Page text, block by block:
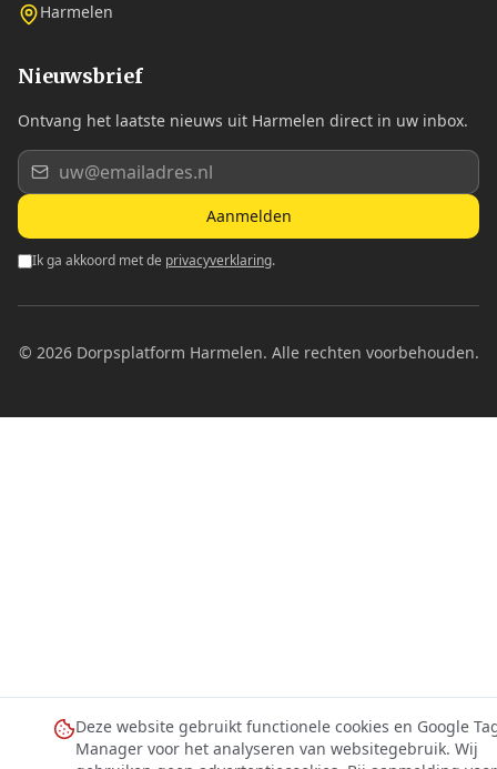
Deze website gebruikt functionele cookies en Google
Manager voor het analyseren van websitegebruik. Wij
Harmelen
Nieuwsbrief
Ontvang het laatste nieuws uit Harmelen direct in uw inbox.
Aanmelden
Ik ga akkoord met de privacyverklaring.
© 2026Dorpsplatform Harmelen. Alle rechten voorbehouden.